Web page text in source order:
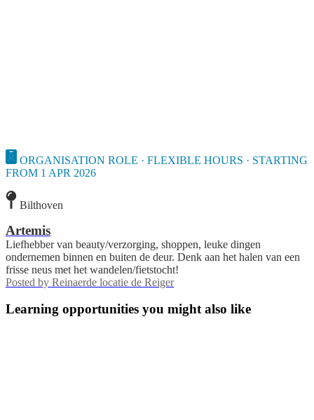
ORGANISATION ROLE · FLEXIBLE HOURS · STARTING
FROM 1 APR 2026
Bilthoven
Artemis
Liefhebber van beauty/verzorging, shoppen, leuke dingen
ondernemen binnen en buiten de deur. Denk aan het halen van een
frisse neus met het wandelen/fietstocht!
Posted by Reinaerde locatie de Reiger
Learning opportunities you might also like